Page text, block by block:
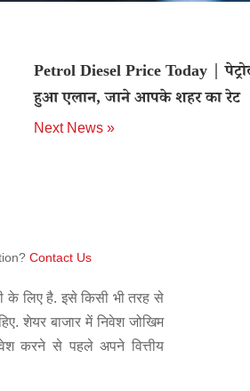
Petrol Diesel Price Today |
हुआ एलान, जाने आपके शहर का रेट
Next News »
Contact Us
के लिए है. इसे किसी भी तरह से
शेयर बाजार में निवेश जोखिम
करने से पहले अपने वित्तीय